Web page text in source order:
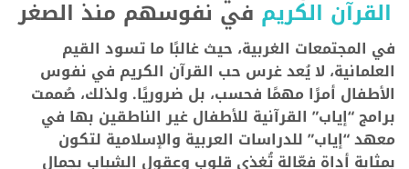
القرآن الكريم في نفوسهم منذ الصغر
في المجتمعات الغربية، حيث غالبًا ما تسود القيم
العلمانية، لا يُعد غرس حب القرآن الكريم في نفوس
الأطفال أمرًا مهمًا فحسب، بل ضروريًا. ولذلك، صُممت
برامج “إياب” القرآنية للأطفال غير الناطقين بها في
معهد “إياب” للدراسات العربية والإسلامية لتكون
بمثابة أداة فعّالة تُغذي قلوب وعقول الشباب بجمال